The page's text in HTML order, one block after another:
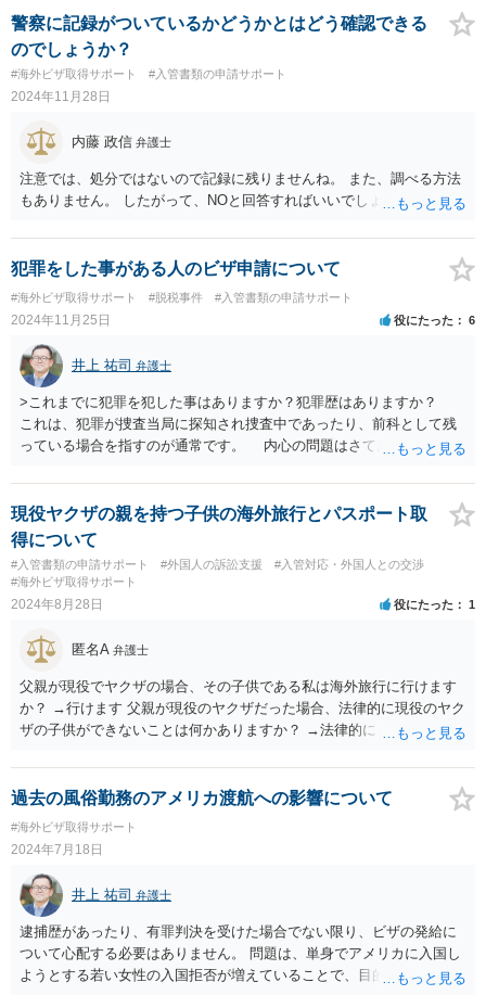
警察に記録がついているかどうかとはどう確認できる
のでしょうか？
#海外ビザ取得サポート #入管書類の申請サポート
2024年11月28日
内藤 政信 弁護士
注意では、処分ではないので記録に残りませんね。 また、調べる方法
もありません。 したがって、NOと回答すればいいでしょう。
犯罪をした事がある人のビザ申請について
#海外ビザ取得サポート #脱税事件 #入管書類の申請サポート
2024年11月25日 役にたった 6
井上 祐司 弁護士
>これまでに犯罪を犯した事はありますか？犯罪歴はありますか？
これは、犯罪が捜査当局に探知され捜査中であったり、前科として残
っている場合を指すのが通常です。 内心の問題はさておき、ご質問
現役ヤクザの親を持つ子供の海外旅行とパスポート取
得について
#入管書類の申請サポート #外国人の訴訟支援
#入管対応・外国人との交渉
#海外ビザ取得サポート
2024年8月28日 役にたった 1
匿名A 弁護士
父親が現役でヤクザの場合、その子供である私は海外旅行に行けます
か？ →行けます 父親が現役のヤクザだった場合、法律的に現役のヤク
ザの子供ができないことは何かありますか？ →法律的に、ということ
過去の風俗勤務のアメリカ渡航への影響について
#海外ビザ取得サポート
2024年7月18日
井上 祐司 弁護士
逮捕歴があったり、有罪判決を受けた場合でない限り、ビザの発給に
ついて心配する必要はありません。 問題は、単身でアメリカに入国し
ようとする若い女性の入国拒否が増えていることで、目的・滞在期